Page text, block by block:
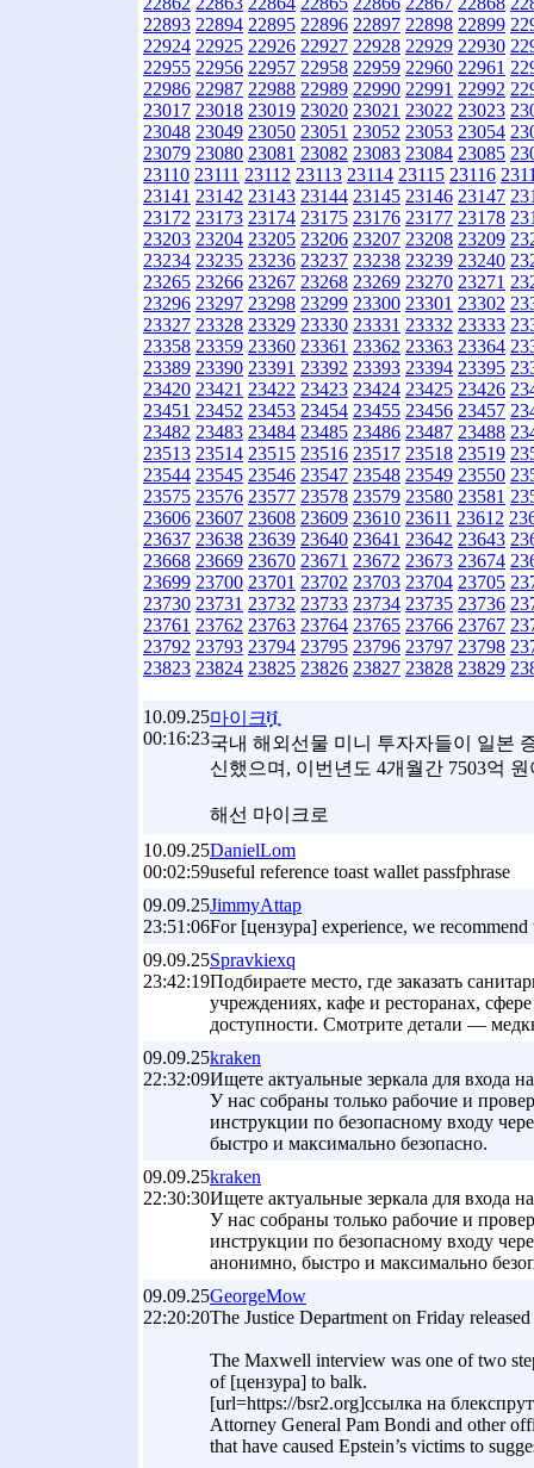
22893 22894 22895 22896 22897 22898 22899
22924 22925 22926 22927 22928 22929 22930
22955 22956 22957 22958 22959 22960 22961
22986 22987 22988 22989 22990 22991 22992
23017 23018 23019 23020 23021 23022 23023
23048 23049 23050 23051 23052 23053 23054
23079 23080 23081 23082 23083 23084 23085
23110 23111 23112 23113 23114 23115 23116
23141 23142 23143 23144 23145 23146 23147
23172 23173 23174 23175 23176 23177 23178
23203 23204 23205 23206 23207 23208 23209
23234 23235 23236 23237 23238 23239 23240
23265 23266 23267 23268 23269 23270 23271
23296 23297 23298 23299 23300 23301 23302
23327 23328 23329 23330 23331 23332 23333
23358 23359 23360 23361 23362 23363 23364
23389 23390 23391 23392 23393 23394 23395
23420 23421 23422 23423 23424 23425 23426
23451 23452 23453 23454 23455 23456 23457
23482 23483 23484 23485 23486 23487 23488
23513 23514 23515 23516 23517 23518 23519
23544 23545 23546 23547 23548 23549 23550
23575 23576 23577 23578 23579 23580 23581
23606 23607 23608 23609 23610 23611 23612
23637 23638 23639 23640 23641 23642 23643
23668 23669 23670 23671 23672 23673 23674
23699 23700 23701 23702 23703 23704 23705
23730 23731 23732 23733 23734 23735 23736
23761 23762 23763 23764 23765 23766 23767
23792 23793 23794 23795 23796 23797 23798
23823 23824 23825 23826 23827 23828 23829
10.09.25
00:16:23
마이크ቯ
국내 해외선물 미니 투자자들이 일본
신했으며, 이번년도 4개월간 7503억
해선 마이크로
10.09.25
00:02:59
DanielLom
useful reference toast wallet passfphrase
09.09.25
23:51:06
JimmyAttap
For [цензура] experience, we
09.09.25
23:42:19
Spravkiexq
Подбираете место, где заказать
учреждениях, кафе и ресторанах,
доступности. Смотрите детали —
09.09.25
22:32:09
kraken
Ищете актуальные зеркала для входа
У нас собраны только рабочие и
инструкции по безопасному входу
быстро и максимально безопасно.
09.09.25
22:30:30
kraken
Ищете актуальные зеркала для входа
У нас собраны только рабочие и
инструкции по безопасному входу
анонимно, быстро и максимально
09.09.25
22:20:20
GeorgeMow
The Justice Department on Friday
The Maxwell interview was one of two
of [цензура] to balk.
[url=https://bsr2.org]ссылка на
Attorney General Pam Bondi and other
that have caused Epstein’s victims to